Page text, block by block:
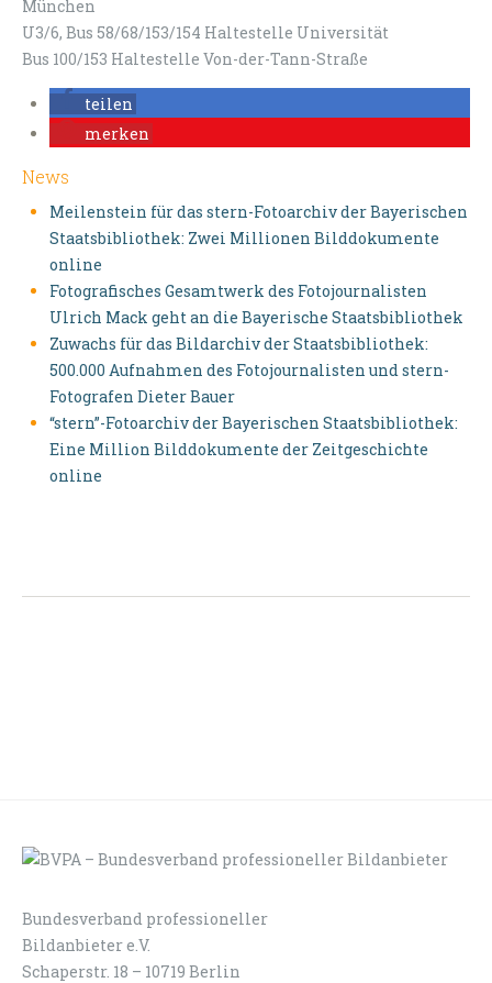
München
U3/6, Bus 58/68/153/154 Haltestelle Universität
Bus 100/153 Haltestelle Von-der-Tann-Straße
teilen
merken
News
Meilenstein für das stern-Fotoarchiv der Bayerischen
Staatsbibliothek: Zwei Millionen Bilddokumente
online
Fotografisches Gesamtwerk des Fotojournalisten
Ulrich Mack geht an die Bayerische Staatsbibliothek
Zuwachs für das Bildarchiv der Staatsbibliothek:
500.000 Aufnahmen des Fotojournalisten und stern-
Fotografen Dieter Bauer
“stern”-Fotoarchiv der Bayerischen Staatsbibliothek:
Eine Million Bilddokumente der Zeitgeschichte
online
Bundesverband professioneller
Bildanbieter e.V.
Schaperstr. 18 – 10719 Berlin